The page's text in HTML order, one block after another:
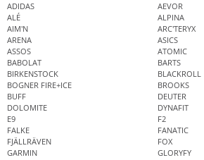
ADIDAS
AEVOR
ALÉ
ALPINA
AIM'N
ARC'TERYX
ARENA
ASICS
ASSOS
ATOMIC
BABOLAT
BARTS
BIRKENSTOCK
BLACKROLL
BOGNER FIRE+ICE
BROOKS
BUFF
DEUTER
DOLOMITE
DYNAFIT
E9
F2
FALKE
FANATIC
FJÄLLRÄVEN
FOX
GARMIN
GLORYFY